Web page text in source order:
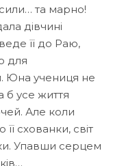
та марно!
дівчині
її до Раю,
для
Юна учениця не
б усе життя
Але коли
схованки, світ
Упавши серцем